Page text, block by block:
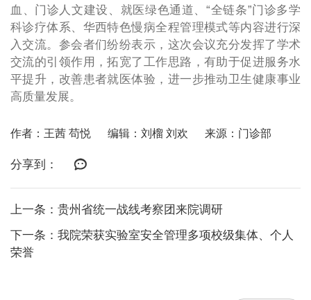
血、门诊人文建设、就医绿色通道、“全链条”门诊多学
科诊疗体系、华西特色慢病全程管理模式等内容进行深
入交流。参会者们纷纷表示，这次会议充分发挥了学术
交流的引领作用，拓宽了工作思路，有助于促进服务水
平提升，改善患者就医体验，进一步推动卫生健康事业
高质量发展。
作者：王茜 苟悦 编辑：刘榴 刘欢 来源：门诊部
分享到：
上一条：贵州省统一战线考察团来院调研
下一条：我院荣获实验室安全管理多项校级集体、个人
荣誉